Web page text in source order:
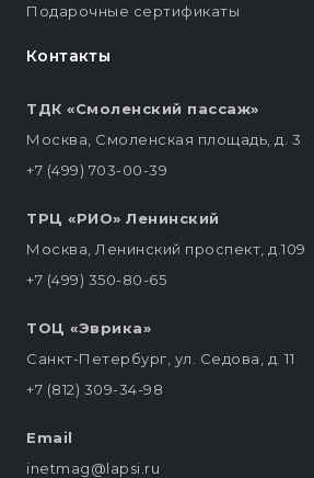
Контакты
ТДК «Смоленский пассаж»
Москва, Смоленская площадь, д. 3
+7 (499) 703-00-39
ТРЦ «РИО» Ленинский
Москва, Ленинский проспект, д.109
+7 (499) 350-80-65
ТОЦ «Эврика»
Санкт-Петербург, ул. Седова, д. 11
+7 (812) 309-34-98
Email
inetmag@lapsi.ru
Подарочные сертификаты